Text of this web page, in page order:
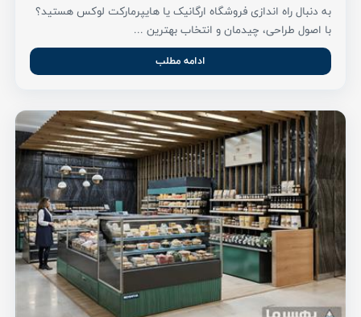
به دنبال راه اندازی فروشگاه ارگانیک یا هایپرمارکت لوکس هستید؟
با اصول طراحی، چیدمان و انتخاب بهترین ...
ادامه مطلب